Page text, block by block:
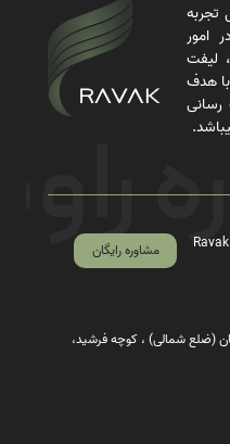
با بیش از ۲۰ سال تجربه
امور
لیفت
هدف
مشاوره رایگان
(ضلع شمالی) ، کوچه فرشید،